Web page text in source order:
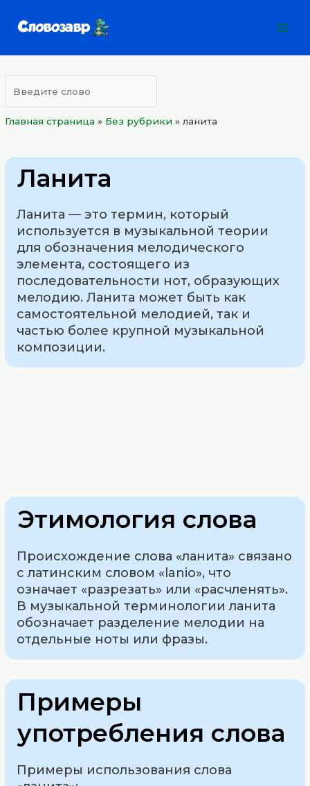
Главная страница » Без рубрики »ланита
Ланита
Ланита — это термин, который
используется в музыкальной теории
для обозначения мелодического
элемента, состоящего из
последовательности нот, образующих
мелодию. Ланита может быть как
самостоятельной мелодией, так и
частью более крупной музыкальной
композиции.
Этимология слова
Происхождение слова «ланита» связано
с латинским словом «lanio», что
означает «разрезать» или «расчленять».
В музыкальной терминологии ланита
обозначает разделение мелодии на
отдельные ноты или фразы.
Примеры
употребления слова
Примеры использования слова